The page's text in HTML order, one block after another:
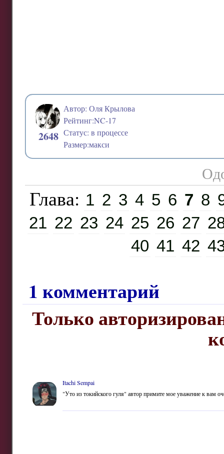
2648
Автор: Оля Крылова
Рейтинг:NC-17
Статус: в процессе
Размер:макси
Глава: 1 2 3 4 5 6 7 8
21 22 23 24 25 26 27
40 41 42
1 комментарий
Только
Itachi Sempai
"Уто из токийского гуля" автор примите мое уважение к вам